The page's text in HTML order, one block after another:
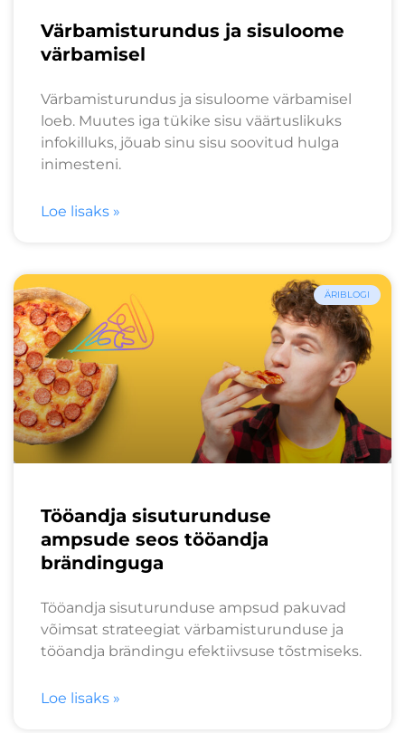
Värbamisturundus ja sisuloome
värbamisel
Värbamisturundus ja sisuloome värbamisel
loeb. Muutes iga tükike sisu​ väärtuslikuks
infokilluks, jõuab sinu sisu soovitud hulga
inimesteni.
Loe lisaks »
ÄRIBLOGI
Tööandja sisuturunduse
ampsude seos tööandja
brändinguga
Tööandja sisuturunduse ampsud pakuvad
võimsat strateegiat värbamisturunduse ja
tööandja brändingu efektiivsuse tõstmiseks.
Loe lisaks »